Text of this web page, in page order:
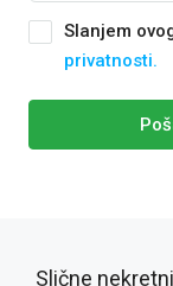
Slanjem
privatnosti.
Slične